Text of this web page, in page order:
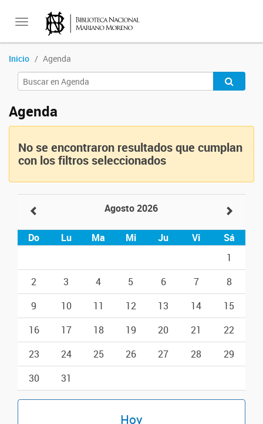
Toggle
navigation
Inicio Agenda
Agenda
No se encontraron resultados que cumplan
con los filtros seleccionados
Agosto 2026
Do Lu Ma Mi Ju Vi
Sá
1
2
3 4 5 6 7
8
9
10 11 12 13 14
15
16
17 18 19 20 21
22
23
24 25 26 27 28
29
30
31
Hoy